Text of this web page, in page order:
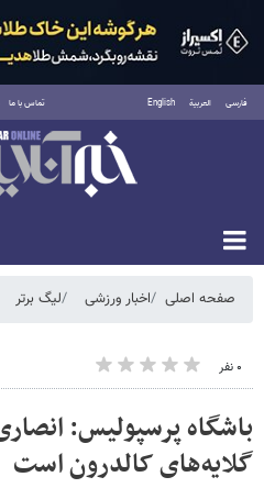
فارسی العربية English تماس با ما
شنبه ۱۷ مرداد ۱۴۰۵
صفحه اصلی اخبار ورزشی لیگ برتر
۰ نفر
باشگاه پرسپولیس:
گلایه‌های کالدرون است